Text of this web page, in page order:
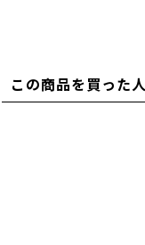
この商品を買った